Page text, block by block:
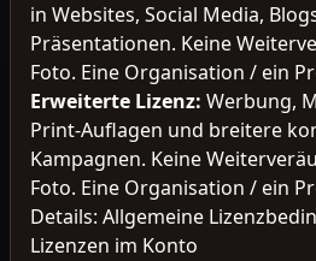
in Websites, Social Media,
Präsentationen. Keine
Foto. Eine Organisation / ein
Erweiterte Lizenz: Werbung,
Print-Auflagen und breitere
Kampagnen. Keine
Foto. Eine Organisation / ein
Details: Allgemeine
Lizenzen im Konto